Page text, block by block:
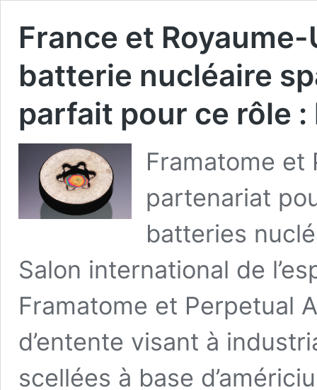
France et
batterie nucléaire
parfait pour ce rôle :
Framatome et
partenariat
batteries
Salon international de
Framatome et Perpetual
d’entente visant à
scellées à base